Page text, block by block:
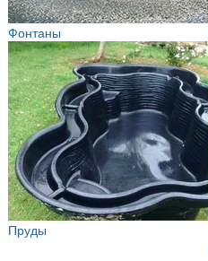
Фонтаны
Пруды